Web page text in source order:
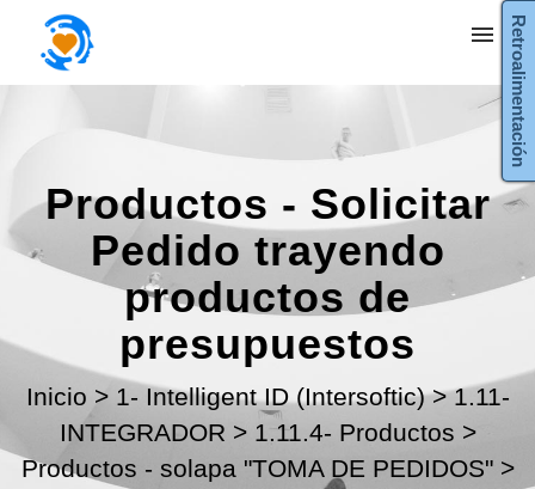
Entrada
Productos - Solicitar
Pedido trayendo
productos de
presupuestos
Inicio > 1- Intelligent ID (Intersoftic) > 1.11-
INTEGRADOR > 1.11.4- Productos >
Productos - solapa "TOMA DE PEDIDOS" >
Retroalimentación